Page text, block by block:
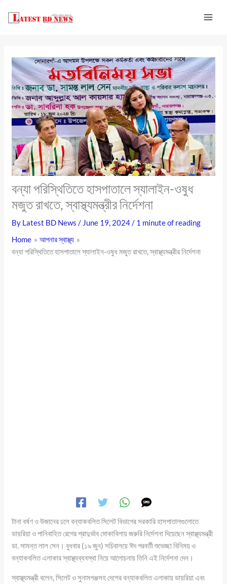
বন্যা পরিস্থিতিতে হাসপাতালে স্যালাইন-ওষুধ
মজুত রাখতে, স্বাস্থ্যমন্ত্রীর নির্দেশনা
By Latest BD News/ June 19, 2024/ 1 minute of reading
Home
আপনার স্বাস্থ্য
বন্যা পরিস্থিতিতে হাসপাতালে স্যালাইন-ওষুধ মজুত রাখতে, স্বাস্থ্যমন্ত্রীর নির্দেশনা
টানা বর্ষণ ও উজানের ঢলে বন্যাকবলিত সিলেট বিভাগের সরকারি হাসপাতালগুলোতে
ডায়রিয়া ও পানিবাহিত রেগের প্রাদুর্ভাব মোকাবিলায় জরুরি নির্দেশনা দিয়েছেন স্বাস্থ্যমন্ত্রী
ডা. সামন্ত লাল সেন। বুধবার (১৯ জুন) সচিবালয়ে ঈদ পরবর্তী শুভেচ্ছা বিনিময় ও
বন্যাকবলিত এলাকার স্বাস্থ্যব্যবস্থা নিয়ে আলোচনায় তিনি এই নির্দেশনা দেন।
স্বাস্থ্যমন্ত্রী বলেন, সিলেট ও সুনামগঞ্জসহ দেশের বন্যাকবলিত এলাকায় ডায়রিয়া এবং